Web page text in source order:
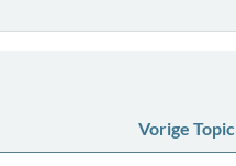
Vorige Topic